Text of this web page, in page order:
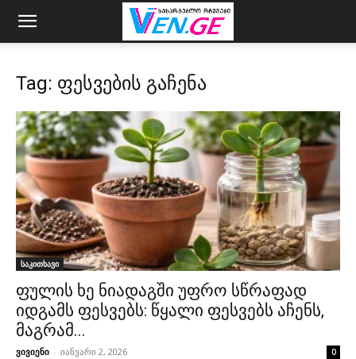
Tag: ფესვების გაჩენა
საკითხავი
ფულის ხე ნიადაგში უფრო სწრაფად
იდგამს ფესვებს: წყალი ფესვებს აჩენს,
მაგრამ...
ვივიენი - იანვარი 2, 2026 0